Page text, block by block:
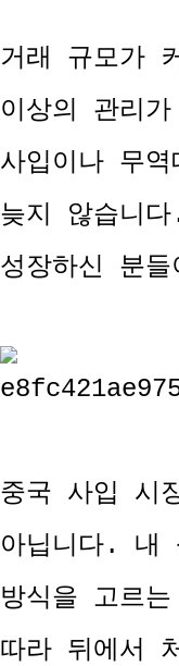
거래 규모가
이상의 관리
사입이나 무
늦지 않습니
성장하신 분
중국 사입 시
아닙니다. 내
방식을 고르
따라 뒤에서